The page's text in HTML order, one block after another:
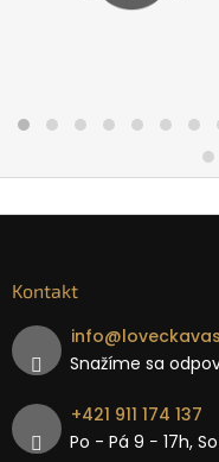
Kontakt
info@
Snažíme sa
+421 911 174 137
Po - Pá 9 − 17h,